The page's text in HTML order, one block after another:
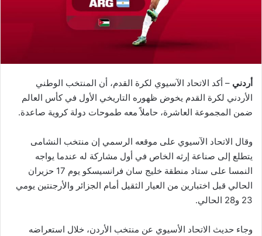
أردني – أكد الاتحاد الآسيوي لكرة القدم، أن المنتخب الوطني
الأردني لكرة القدم يخوض ظهوره التاريخي الأول في كأس العالم
ضمن المجموعة العاشرة، حاملاً معه طموحات دولة كروية صاعدة.
وقال الاتحاد الآسيوي على موقعه الرسمي إن منتخب النشامى
يتطلع إلى صناعة إرثه الخاص في أول مشاركة له عندما يواجه
النمسا على ستاد منطقة خليج سان فرانسيسكو يوم 17 حزيران
الحالي قبل اختبارين من العيار الثقيل أمام الجزائر والأرجنتين يومي
23 و28 الحالي.
وجاء حديث الاتحاد الأسيوي عن منتخب الأردن، خلال استعراضه